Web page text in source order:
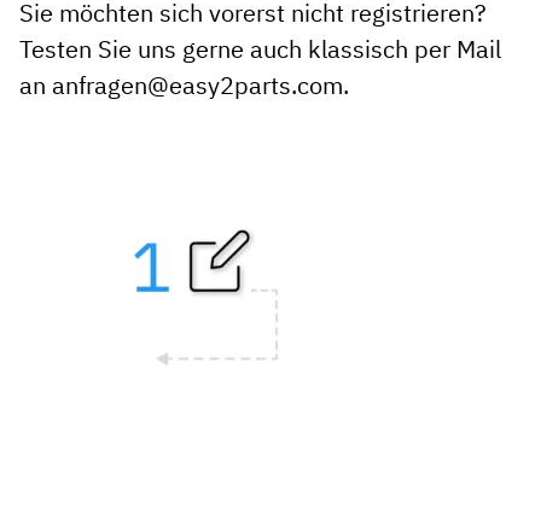
Sie möchten sich vorerst nicht registrieren?
Testen Sie uns gerne auch klassisch per Mail
an anfragen@easy2parts.com.